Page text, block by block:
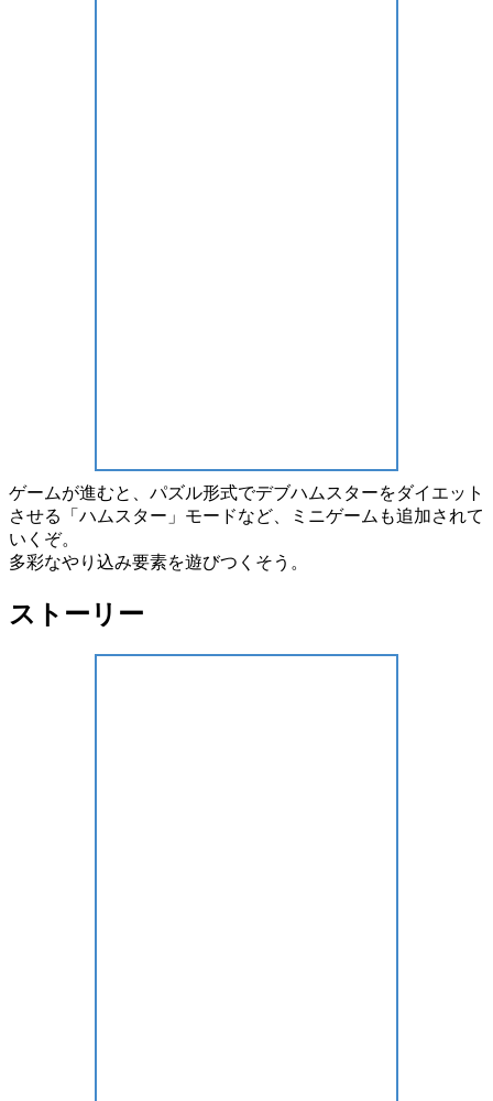
ゲームが進むと、パズル形式でデブハムスターをダイエット
させる
「ハムスター」モードなど、ミニゲームも追加されて
いくぞ。
多彩なやり込み要素を遊びつくそう。
ストーリー